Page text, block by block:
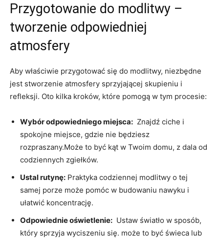
Przygotowanie do ‍modlitwy –‌
tworzenie odpowiedniej
atmosfery
Aby właściwie przygotować się do modlitwy, niezbędne
jest stworzenie atmosfery sprzyjającej skupieniu i
refleksji. Oto kilka kroków, które pomogą w tym procesie:
Wybór odpowiedniego ⁣miejsca: ‍ Znajdź ciche i
spokojne miejsce, gdzie ​nie będziesz
rozpraszany.Może to być kąt w Twoim domu, z ​dala ⁣od
codziennych zgiełków.
Ustal rutynę: Praktyka codziennej modlitwy o tej⁣
samej porze może pomóc w budowaniu nawyku i
ułatwić koncentrację.
Odpowiednie​ oświetlenie: ‍ Ustaw światło w sposób,
który sprzyja wyciszeniu się.‍ może to być świeca lub